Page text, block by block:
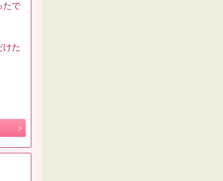
たで
けた